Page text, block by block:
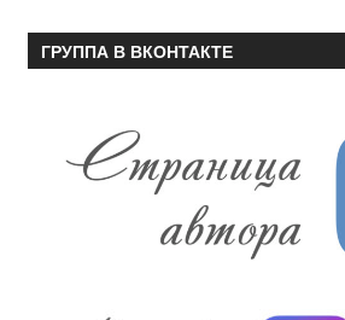
ГРУППА В ВКОНТАКТЕ